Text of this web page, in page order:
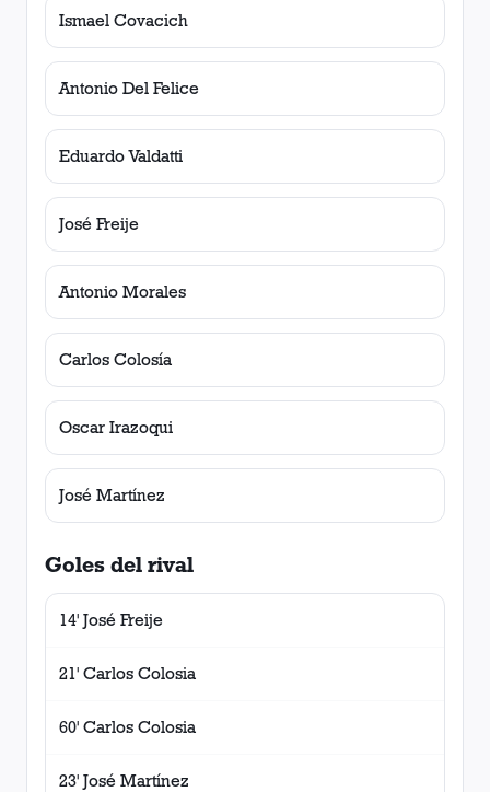
Ismael Covacich
Antonio Del Felice
Eduardo Valdatti
José Freije
Antonio Morales
Carlos Colosía
Oscar Irazoqui
José Martínez
Goles del rival
14' José Freije
21' Carlos Colosia
60' Carlos Colosia
23' José Martínez